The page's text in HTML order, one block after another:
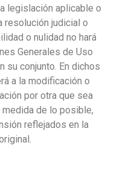
legislación aplicable o
resolución judicial o
o nulidad no hará
Generales de Uso
su conjunto. En dichos
a la modificación o
por otra que sea
de lo posible,
reflejados en la